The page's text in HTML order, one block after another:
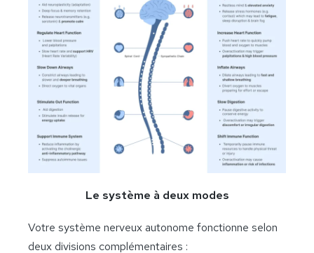
Le système à deux modes
Votre système nerveux autonome fonctionne selon
deux divisions complémentaires :